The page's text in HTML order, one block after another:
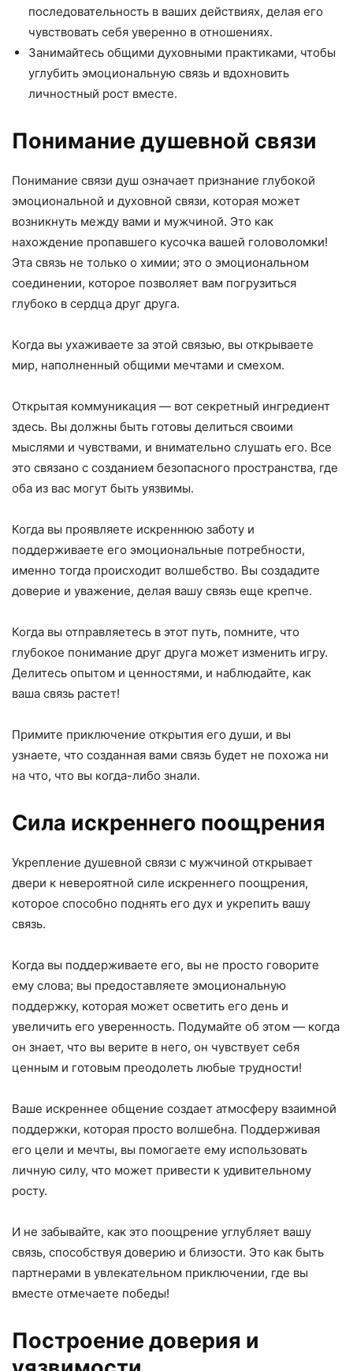
последовательность в ваших действиях, делая его
чувствовать себя уверенно в отношениях.
Занимайтесь общими духовными практиками, чтобы
углубить эмоциональную связь и вдохновить
личностный рост вместе.
Понимание душевной связи
Понимание связи душ означает признание глубокой
эмоциональной и духовной связи, которая может
возникнуть между вами и мужчиной. Это как
нахождение пропавшего кусочка вашей головоломки!
Эта связь не только о химии; это о эмоциональном
соединении, которое позволяет вам погрузиться
глубоко в сердца друг друга.
Когда вы ухаживаете за этой связью, вы открываете
мир, наполненный общими мечтами и смехом.
Открытая коммуникация — вот секретный ингредиент
здесь. Вы должны быть готовы делиться своими
мыслями и чувствами, и внимательно слушать его. Все
это связано с созданием безопасного пространства, где
оба из вас могут быть уязвимы.
Когда вы проявляете искреннюю заботу и
поддерживаете его эмоциональные потребности,
именно тогда происходит волшебство. Вы создадите
доверие и уважение, делая вашу связь еще крепче.
Когда вы отправляетесь в этот путь, помните, что
глубокое понимание друг друга может изменить игру.
Делитесь опытом и ценностями, и наблюдайте, как
ваша связь растет!
Примите приключение открытия его души, и вы
узнаете, что созданная вами связь будет не похожа ни
на что, что вы когда-либо знали.
Сила искреннего поощрения
Укрепление душевной связи с мужчиной открывает
двери к невероятной силе искреннего поощрения,
которое способно поднять его дух и укрепить вашу
связь.
Когда вы поддерживаете его, вы не просто говорите
ему слова; вы предоставляете эмоциональную
поддержку, которая может осветить его день и
увеличить его уверенность. Подумайте об этом — когда
он знает, что вы верите в него, он чувствует себя
ценным и готовым преодолеть любые трудности!
Ваше искреннее общение создает атмосферу взаимной
поддержки, которая просто волшебна. Поддерживая
его цели и мечты, вы помогаете ему использовать
личную силу, что может привести к удивительному
росту.
И не забывайте, как это поощрение углубляет вашу
связь, способствуя доверию и близости. Это как быть
партнерами в увлекательном приключении, где вы
вместе отмечаете победы!
Построение доверия и